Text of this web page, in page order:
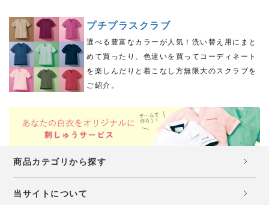
プチプラスクラブ
選べる豊富なカラーが人気！洗い替え用にまと
めて買ったり、色違いを買ってコーディネート
を楽しんだりと着こなし方無限大のスクラブを
ご紹介。
商品カテゴリから探す
当サイトについて